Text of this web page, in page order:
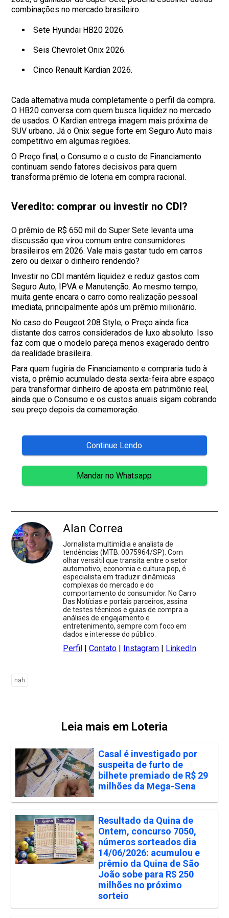
combinações no mercado brasileiro.
Sete Hyundai HB20 2026.
Seis Chevrolet Onix 2026.
Cinco Renault Kardian 2026.
Cada alternativa muda completamente o perfil da compra.
O HB20 conversa com quem busca liquidez no mercado
de usados. O Kardian entrega imagem mais próxima de
SUV urbano. Já o Onix segue forte em Seguro Auto mais
competitivo em algumas regiões.
O Preço final, o Consumo e o custo de Financiamento
continuam sendo fatores decisivos para quem
transforma prêmio de loteria em compra racional.
Veredito: comprar ou investir no CDI?
O prêmio de R$ 650 mil do Super Sete levanta uma
discussão que virou comum entre consumidores
brasileiros em 2026. Vale mais gastar tudo em carros
zero ou deixar o dinheiro rendendo?
Investir no CDI mantém liquidez e reduz gastos com
Seguro Auto, IPVA e Manutenção. Ao mesmo tempo,
muita gente encara o carro como realização pessoal
imediata, principalmente após um prêmio milionário.
No caso do Peugeot 208 Style, o Preço ainda fica
distante dos carros considerados de luxo absoluto. Isso
faz com que o modelo pareça menos exagerado dentro
da realidade brasileira.
Para quem fugiria de Financiamento e compraria tudo à
vista, o prêmio acumulado desta sexta-feira abre espaço
para transformar dinheiro de aposta em patrimônio real,
ainda que o Consumo e os custos anuais sigam cobrando
seu preço depois da comemoração.
Continue Lendo
Mandar no Whatsapp
Alan Correa
Jornalista multimídia e analista de
tendências (MTB: 0075964/SP). Com
olhar versátil que transita entre o setor
automotivo, economia e cultura pop, é
especialista em traduzir dinâmicas
complexas do mercado e do
comportamento do consumidor. No Carro
Das Notícias e portais parceiros, assina
de testes técnicos e guias de compra a
análises de engajamento e
entretenimento, sempre com foco em
dados e interesse do público.
Perfil |Contato | Instagram | LinkedIn
nah
Leia mais em Loteria
Casal é investigado por
suspeita de furto de
bilhete premiado de R$ 29
milhões da Mega-Sena
Resultado da Quina de
Ontem, concurso 7050,
números sorteados dia
14/06/2026: acumulou e
prêmio da Quina de São
João sobe para R$ 250
milhões no próximo
sorteio